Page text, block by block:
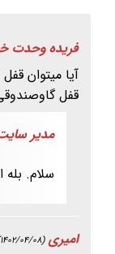
فریده وحدت
آیا میتوان
قفل
مدیر
سلام.
امیری (1402/04/08)